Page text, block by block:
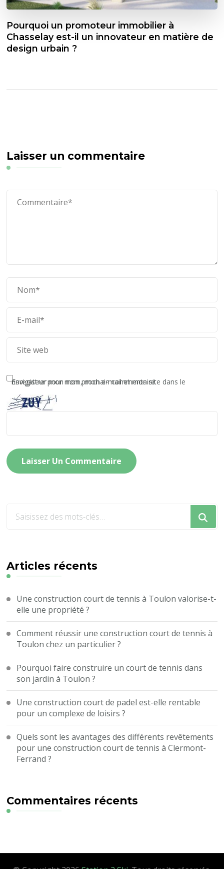
Pourquoi un promoteur immobilier à
Chasselay est-il un innovateur en matière de
design urbain ?
Laisser un commentaire
Enregistrer mon nom, mon e-mail et mon site dans le navigateur pour mon prochain commentaire.
?
Articles récents
Une construction court de tennis à Toulon valorise-t-
elle une propriété ?
Comment réussir une construction court de tennis à
Toulon chez un particulier ?
Pourquoi faire construire un court de tennis dans
son jardin à Toulon ?
Une construction court de padel est-elle rentable
pour un complexe de loisirs ?
Quels sont les avantages des différents revêtements
pour une construction court de tennis à Clermont-
Ferrand ?
Commentaires récents